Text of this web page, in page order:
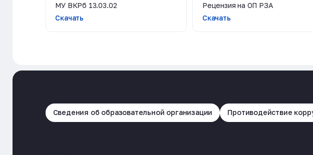
МУ ВКРб 13.03.02
Скачать
Рецензия на ОП РЗА
Скачать
Сведения об образовательной организации Противодействие